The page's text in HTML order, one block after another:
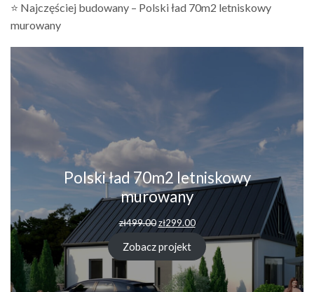
⭐ Najczęściej budowany – Polski ład 70m2 letniskowy
murowany
Polski ład 70m2 letniskowy
murowany
zł499.00Pierwotna
cena
wynosiła:
zł499.00.
zł299.00Aktualna
cena
wynosi:
zł299.00.
Zobacz projekt